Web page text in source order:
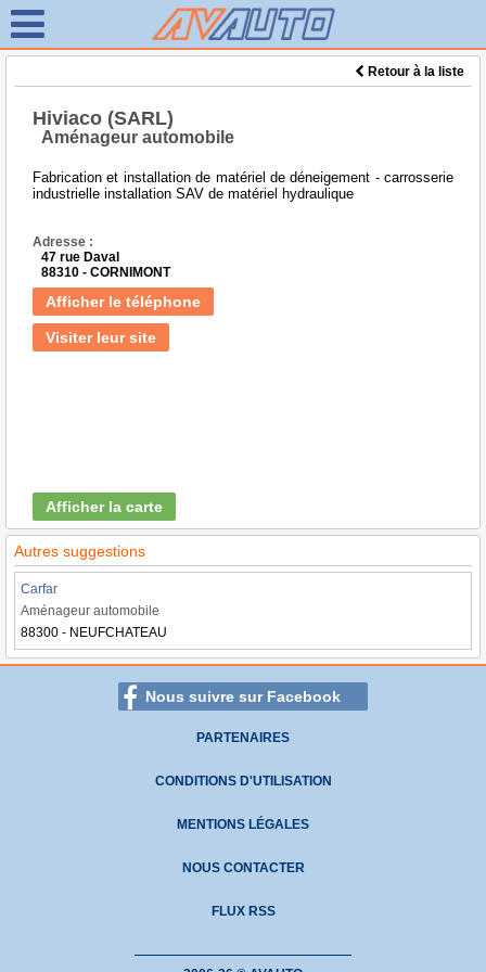
Retour à la liste
Hiviaco (SARL)
Aménageur automobile
Fabrication et installation de matériel de déneigement - carrosserie
industrielle installation SAV de matériel hydraulique
Adresse :
47 rue Daval
88310 - CORNIMONT
Afficher le téléphone
Visiter leur site
Afficher la carte
Autres suggestions
Carfar
Aménageur automobile
88300 - NEUFCHATEAU
Nous suivre sur Facebook
PARTENAIRES
CONDITIONS D'UTILISATION
MENTIONS LÉGALES
NOUS CONTACTER
FLUX RSS